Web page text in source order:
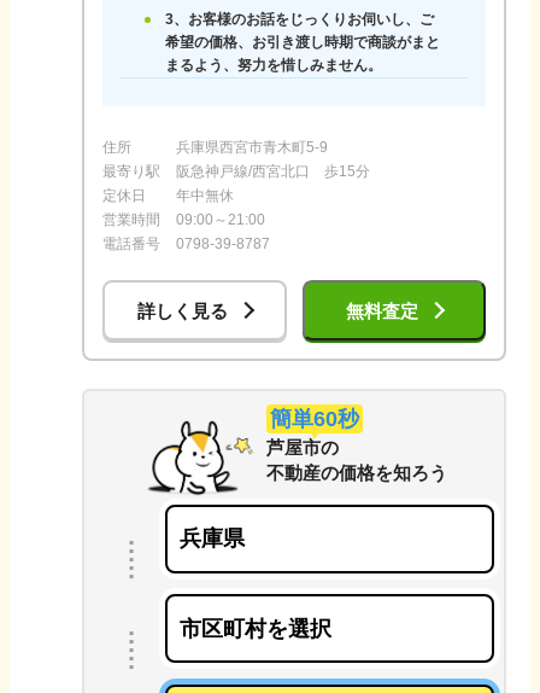
3、お客様のお話をじっくりお伺いし、ご
希望の価格、お引き渡し時期で商談がまと
まるよう、努力を惜しみません。
住所
兵庫県西宮市青木町5-9
最寄り駅
阪急神戸線/西宮北口 歩15分
定休日
年中無休
営業時間
09:00～21:00
電話番号
0798-39-8787
詳しく見る 無料査定
簡単60秒
芦屋市の
不動産の価格を知ろう